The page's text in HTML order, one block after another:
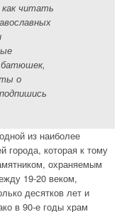
читать
батюшек,
о
из наиболее
города, которая к тому
охраняемым
19-20 веком,
десятков лет и
в 90-е годы храм